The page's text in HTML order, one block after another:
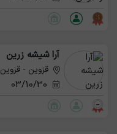
آرا شیشه زرین
قزوین - قزوین